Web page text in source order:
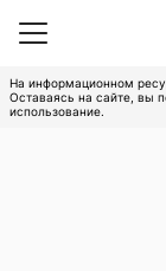
На информационном
Оставаясь на сайте, вы
использование.